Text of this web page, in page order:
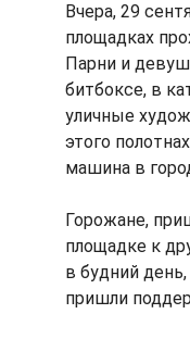
Вчера, 29
площадках
Парни и
битбоксе, в
уличные
этого
машина в
Горожане,
площадке к
в будний
пришли